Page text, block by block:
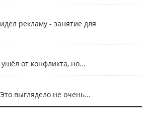
рекламу - занятие для
от конфликта, но...
выглядело не очень...